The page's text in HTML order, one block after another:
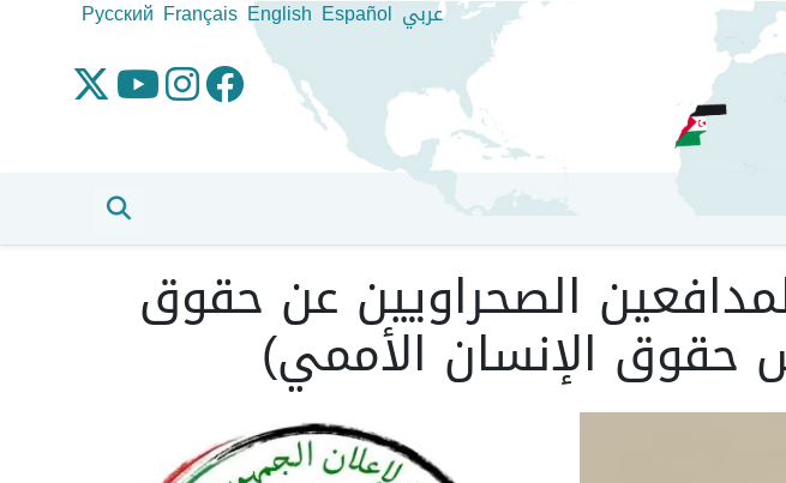
عربي Español
English
Français
Pусский
الصحراويين عن حقوق
حقوق الإنسان الأممي)